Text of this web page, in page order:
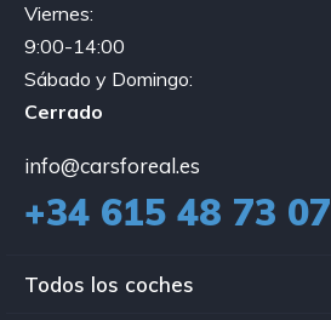
Viernes:
9:00-14:00
Sábado y Domingo:
Cerrado
info@carsforeal.es
+34 615 48 73 07
Todos los coches